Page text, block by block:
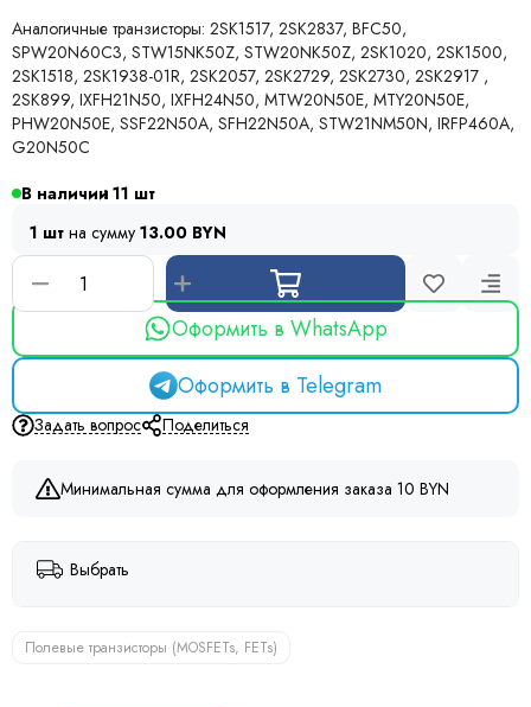
Аналогичные транзисторы: 2SK1517, 2SK2837, BFC50,
SPW20N60C3, STW15NK50Z, STW20NK50Z, 2SK1020, 2SK1500,
2SK1518, 2SK1938-01R, 2SK2057, 2SK2729, 2SK2730, 2SK2917 ,
2SK899, IXFH21N50, IXFH24N50, MTW20N50E, MTY20N50E,
PHW20N50E, SSF22N50A, SFH22N50A, STW21NM50N, IRFP460A,
G20N50C
В наличии 11
1 шт на сумму 13.00 BYN
Оформить в WhatsApp
Оформить в Telegram
Задать вопрос Поделиться
Минимальная сумма для оформления заказа 10 BYN
Выбрать
Полевые транзисторы (MOSFETs, FETs)